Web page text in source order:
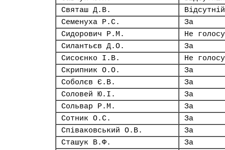
Святаш Д.В.
Відсутній
Семенуха Р.С.
За
Сидорович Р.М.
Не
Силантьєв Д.О.
За
Сисоєнко І.В.
Не
Скрипник О.О.
За
Соболєв Є.В.
За
Соловей Ю.І.
За
Сольвар Р.М.
За
Сотник О.С.
За
Співаковський О.В.
За
Сташук В.Ф.
За